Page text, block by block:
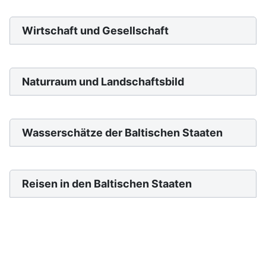
Wirtschaft und Gesellschaft
Naturraum und Landschaftsbild
Wasserschätze der Baltischen Staaten
Reisen in den Baltischen Staaten